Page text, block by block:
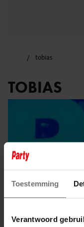
Toestemming
Verantwoord
tobias
TOBIAS